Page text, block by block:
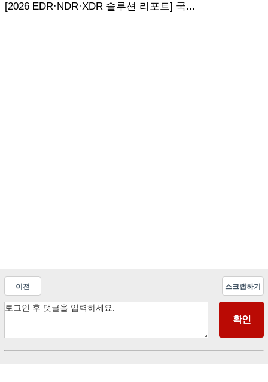
[2026 EDR·NDR·XDR 솔루션 리포트] 국...
이전 스크랩하기